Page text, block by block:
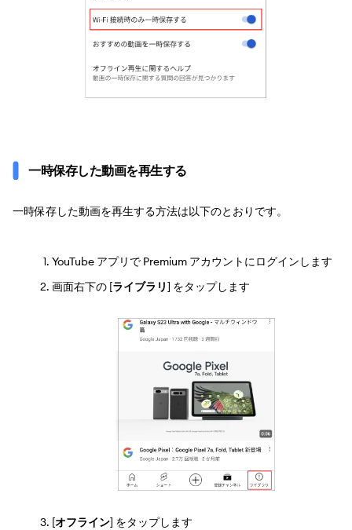
一時保存した動画を再生する
一時保存した動画を再生する方法は以下のとおりです。
YouTube アプリで Premium アカウントにログインします
画面右下の [ライブラリ] をタップします
[オフライン] をタップします